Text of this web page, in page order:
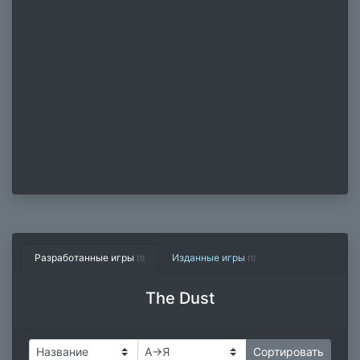
Разработанные игры (1) Изданные игры (1)
The Dust